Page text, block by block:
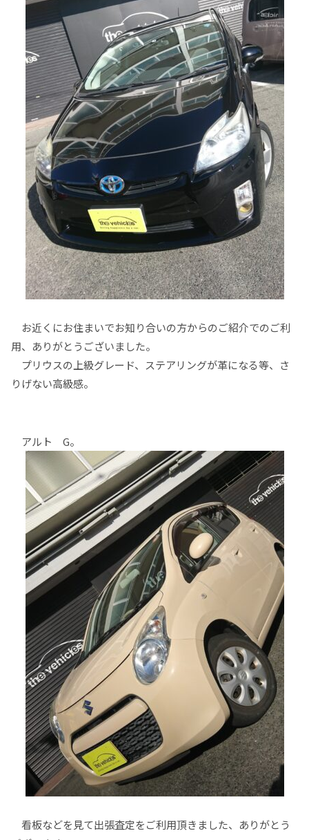
お近くにお住まいでお知り合いの方からのご紹介でのご利
用、ありがとうございました。
プリウスの上級グレード、ステアリングが革になる等、さ
りげない高級感。
アルト G。
看板などを見て出張査定をご利用頂きました、ありがとう